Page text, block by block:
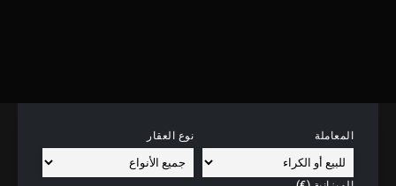
المعاملة نوع العقار